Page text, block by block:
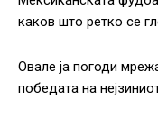
каков што ретко се
Овале ја погоди
победата на